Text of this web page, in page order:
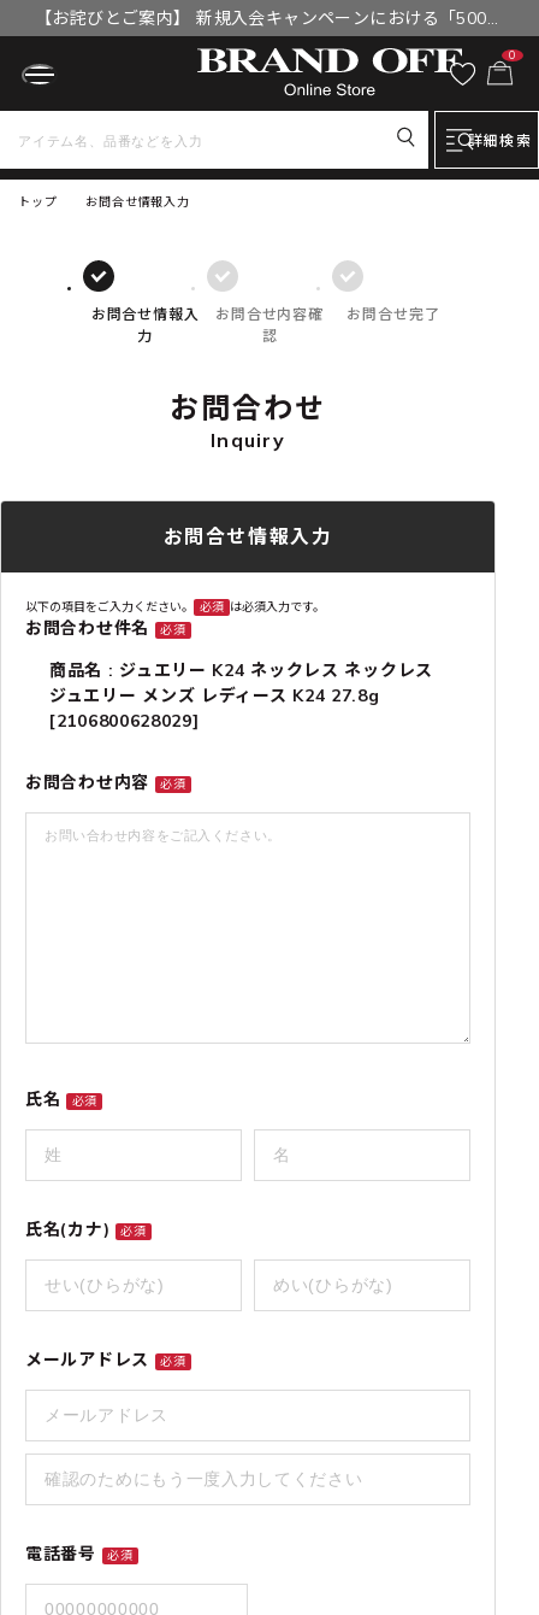
【お詫びとご案内】 新規入会キャンペーンにおける「500円
OFFクーポン」付与漏れと補填について
0
詳細検索
トップ お問合せ情報入力
お問合せ情報入
力
お問合せ内容確
認
お問合せ完了
お問合わせ
Inquiry
お問合せ情報入力
以下の項目をご入力ください。 必須 は必須入力です。
お問合わせ件名 必須
商品名 : ジュエリー K24 ネックレス ネックレス
ジュエリー メンズ レディース K24 27.8g
[2106800628029]
お問合わせ内容 必須
氏名 必須
氏名(カナ) 必須
メールアドレス 必須
電話番号 必須